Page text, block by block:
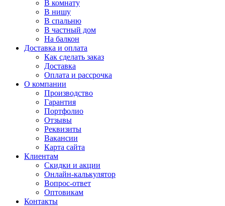
В комнату
В нишу
В спальню
В частный дом
На балкон
Доставка и оплата
Как сделать заказ
Доставка
Оплата и рассрочка
О компании
Производство
Гарантия
Портфолио
Отзывы
Реквизиты
Вакансии
Карта сайта
Клиентам
Скидки и акции
Онлайн-калькулятор
Вопрос-ответ
Оптовикам
Контакты